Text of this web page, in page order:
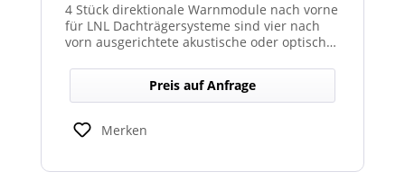
4 Stück direktionale Warnmodule nach vorne
für LNL Dachträgersysteme sind vier nach
vorn ausgerichtete akustische oder optische
befestigt werden, um in Fahrtrichtung
gezielte Warnsignale abzugeben. Sie
erhöhen die Sicht- und Hörbarkeit von
Warnhinweisen für Fahrer und Umfeld und
verbessern so die Sicherheit bei Einsatz-
Preis auf Anfrage
Merken